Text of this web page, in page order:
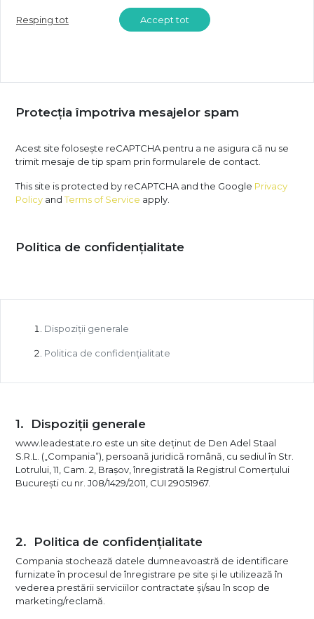
Resping tot Accept tot
Protecția împotriva mesajelor spam
Acest site folosește reCAPTCHA pentru a ne asigura că nu se
trimit mesaje de tip spam prin formularele de contact.
This site is protected by reCAPTCHA and the Google Privacy
Policy andTerms of Service apply.
Politica de confidențialitate
Dispoziții generale
Politica de confidențialitate
Dispoziții generale
www.leadestate.ro este un site deținut de Den Adel Staal
S.R.L. („Compania”), persoană juridică română, cu sediul în Str.
Lotrului, 11, Cam. 2, Brașov, înregistrată la Registrul Comerțului
București cu nr. J08/1429/2011, CUI 29051967.
Politica de confidențialitate
Compania stochează datele dumneavoastră de identificare
furnizate în procesul de înregistrare pe site și le utilizează în
vederea prestării serviciilor contractate și/sau în scop de
marketing/reclamă.